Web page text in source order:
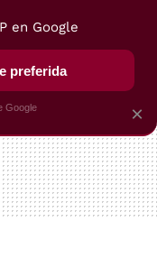
VEGUI
×
en Google
preferida
Google